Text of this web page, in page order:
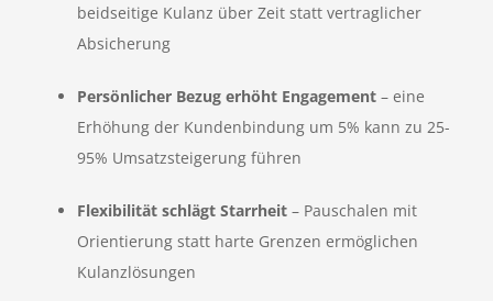
beidseitige Kulanz über Zeit statt vertraglicher
Absicherung
Persönlicher Bezug erhöht Engagement – eine
Erhöhung der Kundenbindung um 5% kann zu 25-
95% Umsatzsteigerung führen
Flexibilität schlägt Starrheit – Pauschalen mit
Orientierung statt harte Grenzen ermöglichen
Kulanzlösungen